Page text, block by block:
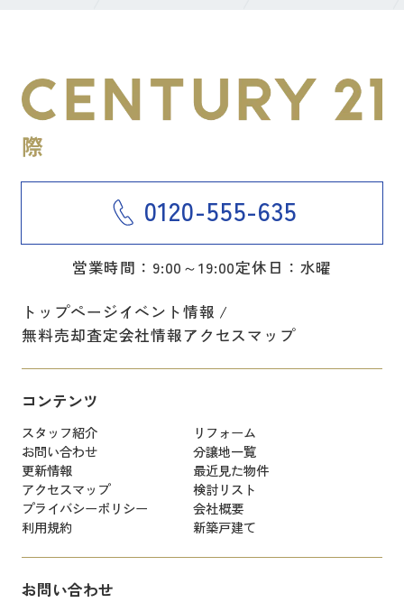
0120-555-635
営業時間：9:00～19:00定休日：水曜
トップページイベント情報
無料売却査定会社情報アクセスマップ
コンテンツ
スタッフ紹介
リフォーム
お問い合わせ
分譲地一覧
更新情報
最近見た物件
アクセスマップ
検討リスト
プライバシーポリシー
会社概要
利用規約
新築戸建て
お問い合わせ